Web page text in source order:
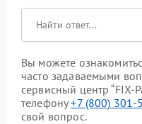
Вы можете
часто задаваемыми
сервисный центр “FIX-
телефону+7 (800) 301-
свой вопрос.